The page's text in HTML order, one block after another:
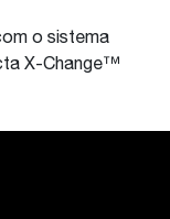
o sistema
X-Change™